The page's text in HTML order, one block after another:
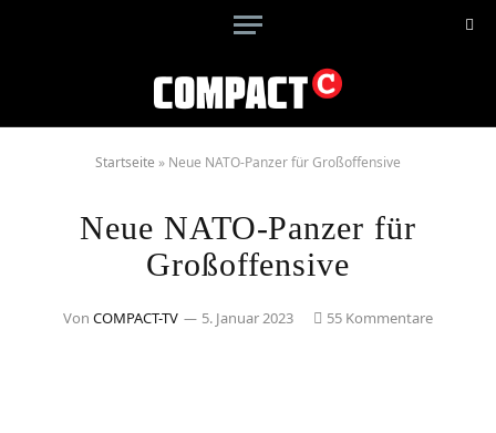
Startseite » Neue NATO-Panzer für Großoffensive
Neue NATO-Panzer für
Großoffensive
Von COMPACT-TV 5. Januar 2023 55 Kommentare